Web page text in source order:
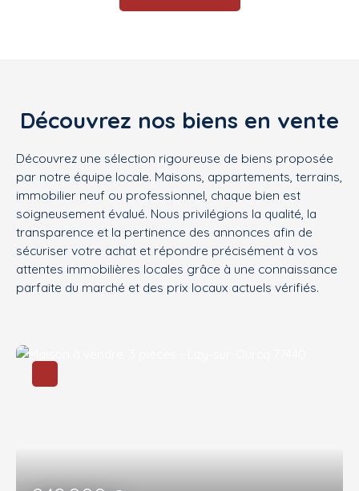
Découvrez nos biens en vente
Découvrez une sélection rigoureuse de biens proposée
par notre équipe locale. Maisons, appartements, terrains,
immobilier neuf ou professionnel, chaque bien est
soigneusement évalué. Nous privilégions la qualité, la
transparence et la pertinence des annonces afin de
sécuriser votre achat et répondre précisément à vos
attentes immobilières locales grâce à une connaissance
parfaite du marché et des prix locaux actuels vérifiés.